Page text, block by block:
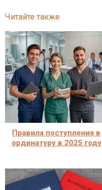
Читайте также
Правила поступления в
ординатуру в 2025 году